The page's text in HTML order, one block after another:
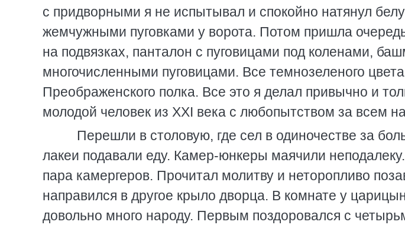
с придворными я не испытывал и спокойно натянул
жемчужными пуговками у ворота. Потом пришла
на подвязках, панталон с пуговицами под коленами,
многочисленными пуговицами. Все темнозеленого
Преображенского полка. Все это я делал привычно и
молодой человек из XXI века с любопытством за всем
Перешли в столовую, где сел в одиночестве за
лакеи подавали еду. Камер-юнкеры маячили
пара камергеров. Прочитал молитву и неторопливо
направился в другое крыло дворца. В комнате у
довольно много народу. Первым поздоровался с